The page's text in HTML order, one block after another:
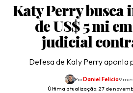
​Katy Perry busca
de US$ 5 mi
judicial
Defesa de Katy Perry aponta
Última atualização: 27 de
PorDaniel Felicio9